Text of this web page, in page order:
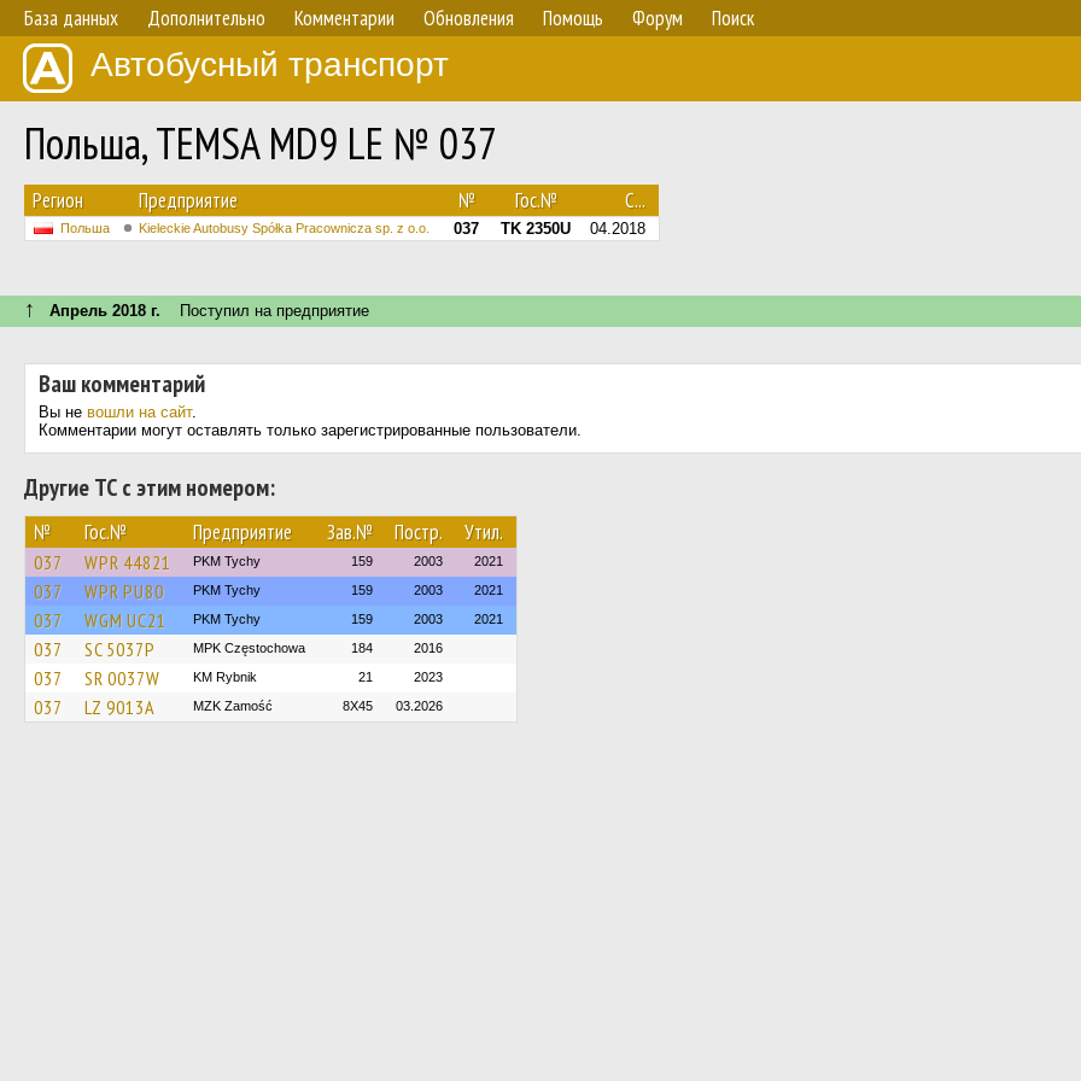
База данных Дополнительно Комментарии Обновления Помощь Форум Поиск
Автобусный транспорт
Польша, TEMSA MD9 LE № 037
Регион Предприятие № Гос.№ С...
Польша Kieleckie Autobusy Spółka Pracownicza sp. z o.o. 037 TK 2350U 04.2018
↑ Апрель 2018 г. Поступил на предприятие
Ваш комментарий
Вы не вошли на сайт.
Комментарии могут оставлять только зарегистрированные пользователи.
Другие ТС с этим номером:
№ Гос.№ Предприятие Зав.№ Постр. Утил.
037 WPR 44821 PKM Tychy 159 2003 2021
037 WPR PU80 PKM Tychy 159 2003 2021
037 WGM UC21 PKM Tychy 159 2003 2021
037 SC 5037P MPK Częstochowa 184 2016
037 SR 0037W KM Rybnik 21 2023
037 LZ 9013A MZK Zamość 8X45 03.2026